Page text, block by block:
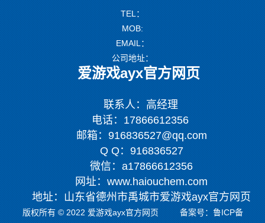
TEL：
MOB:
EMAIL：
公司地址：
爱游戏ayx官方网页
联系人：高经理
电话：17866612356
邮箱：916836527@qq.com
Q Q：916836527
微信：a17866612356
网址：www.haiouchem.com
地址：山东省德州市禹城市爱游戏ayx官方网页
版权所有 © 2022 爱游戏ayx官方网页 备案号： 鲁ICP备